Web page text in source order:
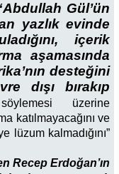
Gül’ün
yazlık evinde
içerik
aşamasında
desteğini
dışı bırakıp
söylemesi üzerine
katılmayacağını ve
lüzum kalmadığını”
Recep Erdoğan’ın